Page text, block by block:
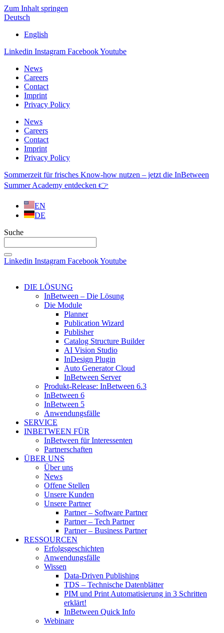
Zum Inhalt springen
Deutsch
English
Linkedin Instagram FacebookYoutube
News
Careers
Contact
Imprint
Privacy Policy
News
Careers
Contact
Imprint
Privacy Policy
Sommerzeit für frisches Know-how nutzen – jetzt die InBetween
Summer Academy entdecken 👉
EN
DE
Suche
Linkedin Instagram FacebookYoutube
DIE LÖSUNG
InBetween – Die Lösung
Die Module
Planner
Publication Wizard
Publisher
Catalog Structure Builder
AI Vision Studio
InDesign Plugin
Auto Generator Cloud
InBetween Server
Produkt-Release: InBetween 6.3
InBetween 6
InBetween 5
Anwendungsfälle
SERVICE
INBETWEEN FÜR
InBetween für Interessenten
Partnerschaften
ÜBER UNS
Über uns
News
Offene Stellen
Unsere Kunden
Unsere Partner
Partner – Software Partner
Partner – Tech Partner
Partner – Business Partner
RESSOURCEN
Erfolgsgeschichten
Anwendungsfälle
Wissen
Data-Driven Publishing
TDS – Technische Datenblätter
PIM und Print Automatisierung in 3 Schritten
erklärt!
InBetween Quick Info
Webinare